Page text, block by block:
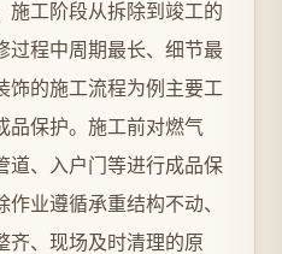
施工阶段从拆除到竣工的
过程中周期最长、细节最
饰的施工流程为例主要工
品保护。施工前对燃气
道、入户门等进行成品保
业遵循承重结构不动、
齐、现场及时清理的原